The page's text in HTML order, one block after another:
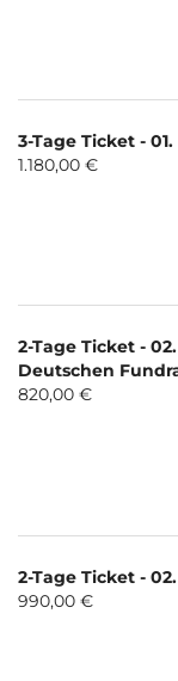
3-Tage Ticket -
1.180,00 €
2-Tage Ticket -
Deutschen
820,00 €
2-Tage Ticket -
990,00 €